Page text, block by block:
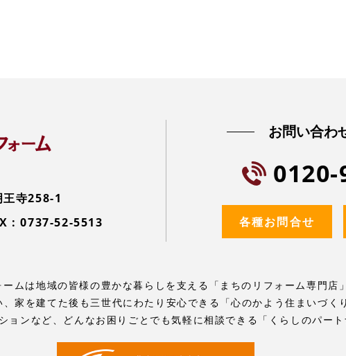
王寺258-1
: 0737-52-5513
お問い合わ
各種お問合せ
ムは地域の皆様の豊かな暮らしを支える「まちのリフォーム専門店
家を建てた後も三世代にわたり安心できる「心のかよう住まいづく
ョンなど、どんなお困りごとでも気軽に相談できる「くらしのパート